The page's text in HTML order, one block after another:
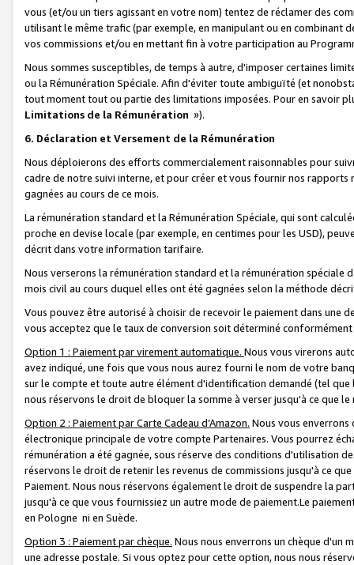
vous (et/ou un tiers agissant en votre nom) tentez de réclamer des
utilisant le même trafic (par exemple, en manipulant ou en combinant
vos commissions et/ou en mettant fin à votre participation au
Nous sommes susceptibles, de temps à autre, d'imposer certaines
ou la Rémunération Spéciale. Afin d'éviter toute ambiguïté (et
tout moment tout ou partie des limitations imposées. Pour en savoir
Limitations de la Rémunération »).
6. Déclaration et Versement de la Rémunération
Nous déploierons des efforts commercialement raisonnables pour
cadre de notre suivi interne, et pour créer et vous fournir nos
gagnées au cours de ce mois.
La rémunération standard et la Rémunération Spéciale, qui sont
proche en devise locale (par exemple, en centimes pour les USD),
décrit dans votre information tarifaire.
Nous verserons la rémunération standard et la rémunération spéciale
mois civil au cours duquel elles ont été gagnées selon la méthode
Vous pouvez être autorisé à choisir de recevoir le paiement dans une
vous acceptez que le taux de conversion soit déterminé
Option 1 : Paiement par virement automatique. Nous vous virerons
avez indiqué, une fois que vous nous aurez fourni le nom de votre
sur le compte et toute autre élément d'identification demandé (tel que
nous réservons le droit de bloquer la somme à verser jusqu'à ce que
Option 2 : Paiement par Carte Cadeau d’Amazon. Nous vous
électronique principale de votre compte Partenaires. Vous pourrez
rémunération a été gagnée, sous réserve des conditions d'utilisation
réservons le droit de retenir les revenus de commissions jusqu'à ce
Paiement. Nous nous réservons également le droit de suspendre la
jusqu'à ce que vous fournissiez un autre mode de paiement.Le
en Pologne ni en Suède.
Option 3 : Paiement par chèque. Nous nous enverrons un chèque d'un
une adresse postale. Si vous optez pour cette option, nous nous